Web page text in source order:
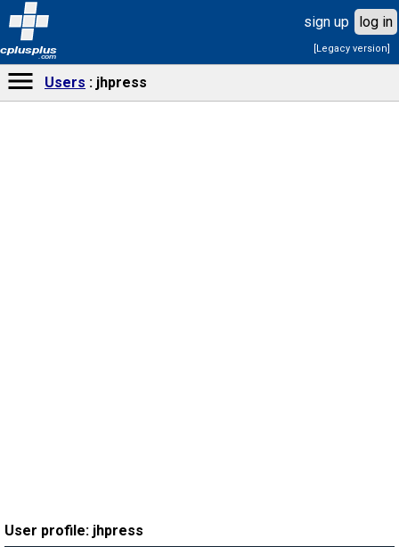
cplusplus
.com
sign up log in
[Legacy version]
Users jhpress
User profile: jhpress